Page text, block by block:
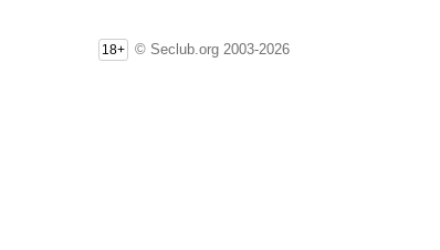
18+ © Seclub.org 2003-2026